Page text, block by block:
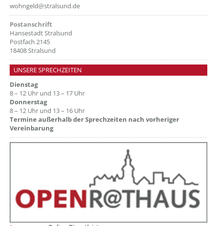
wohngeld@stralsund.de
Postanschrift
Hansestadt Stralsund
Postfach 2145
18408 Stralsund
UNSERE SPRECHZEITEN
Dienstag
8 – 12 Uhr und 13 – 17 Uhr
Donnerstag
8 – 12 Uhr und 13 – 16 Uhr
Termine außerhalb der Sprechzeiten nach vorheriger
Vereinbarung